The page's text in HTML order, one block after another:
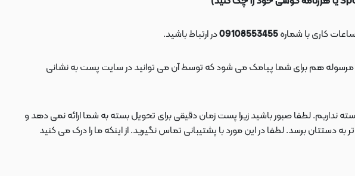
کاری با شماره در ارتباط باشید.
نداریم. لطفا صبور باشید زیرا پست زمان دقیقی برای تحویل بسته به شما ارائه نمی دهد و
برسد. لطفا در این مورد با پشتیبانی تماس نگیرید. از اینکه ما را درک می کنید